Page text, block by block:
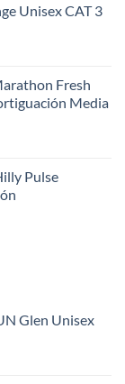
Unisex CAT 3
Fresh
Media
Pulse
Glen Unisex